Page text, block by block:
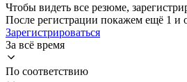
Чтобы видеть все резюме,
После регистрации покажем ещё 1 и
Зарегистрироваться
За всё время
По соответствию